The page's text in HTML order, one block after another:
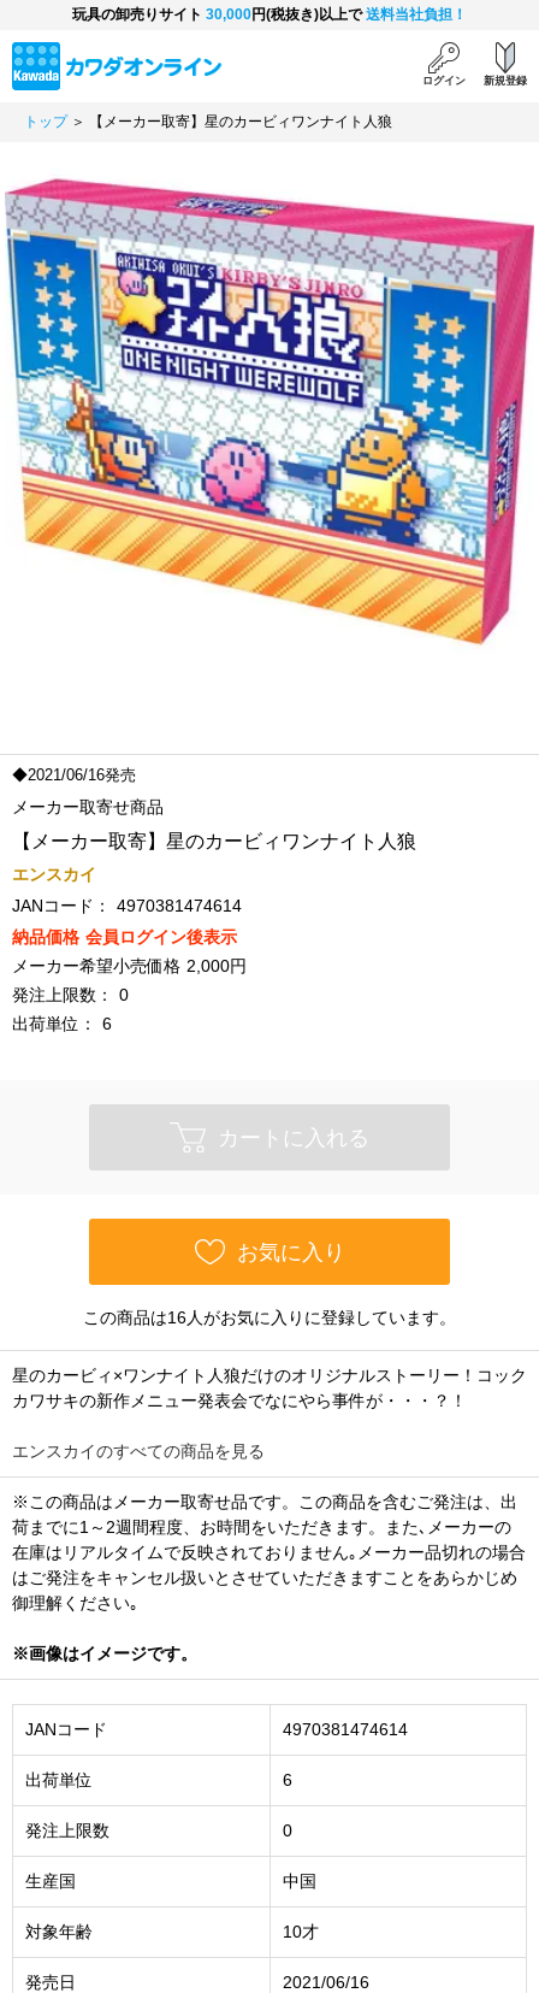
玩具の卸売りサイト 30,000円(税抜き)以上で送料当社負担！
ログイン 新規登録
トップ＞ 【メーカー取寄】星のカービィワンナイト人狼
◆2021/06/16発売
メーカー取寄せ商品
【メーカー取寄】星のカービィワンナイト人狼
エンスカイ
JANコード：
4970381474614
納品価格 会員ログイン後表示
メーカー希望小売価格 2,000円
発注上限数：
0
出荷単位：
6
カートに入れる
お気に入り
この商品は16人がお気に入りに登録しています。
星のカービィ×ワンナイト人狼だけのオリジナルストーリー！コック
カワサキの新作メニュー発表会でなにやら事件が・・・？！
エンスカイのすべての商品を見る
※この商品はメーカー取寄せ品です。この商品を含むご発注は、出
荷までに1～2週間程度、お時間をいただきます。また､メーカーの
在庫はリアルタイムで反映されておりません｡メーカー品切れの場合
はご発注をキャンセル扱いとさせていただきますことをあらかじめ
御理解ください｡
※画像はイメージです。
JANコード 4970381474614
出荷単位 6
発注上限数 0
生産国 中国
対象年齢 10才
発売日 2021/06/16